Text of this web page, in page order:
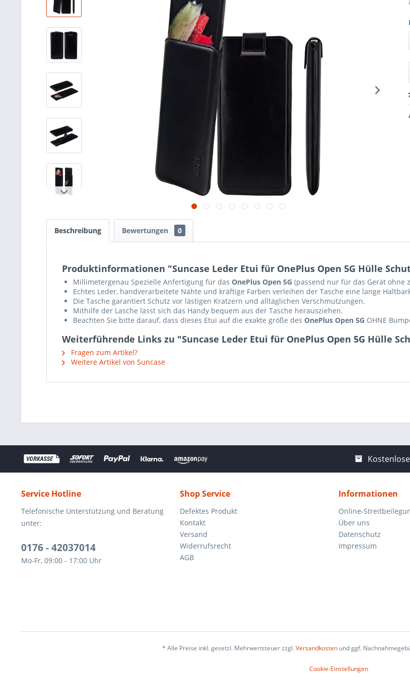
Beschreibung Bewertungen 0
Produktinformationen "Suncase Leder Etui für OnePlus Open 5G Hülle
Millimetergenau Spezielle Anfertigung für das OnePlus Open 5G (passend nur für das Gerät ohne
Echtes Leder, handverarbeitete Nähte und kräftige Farben verleihen der Tasche eine lange
Die Tasche garantiert Schutz vor lästigen Kratzern und alltäglichen Verschmutzungen.
Mithilfe der Lasche lässt sich das Handy bequem aus der Tasche herausziehen.
Beachten Sie bitte darauf, dass dieses Etui auf die exakte größe des OnePlus Open 5G OHNE
Weiterführende Links zu "Suncase Leder Etui für OnePlus Open 5G Hülle
Fragen zum Artikel?
Weitere Artikel von Suncase
Service Hotline
Telefonische Unterstützung und Beratung
unter:
0176 - 42037014
Mo-Fr, 09:00 - 17:00 Uhr
Shop Service
Defektes Produkt
Kontakt
Versand
Widerrufsrecht
AGB
Informationen
Online-
Über uns
Datenschutz
Impressum
* Alle Preise inkl. gesetzl. Mehrwertsteuer zzgl.Versandkostenund ggf.
Cookie-Einstellungen